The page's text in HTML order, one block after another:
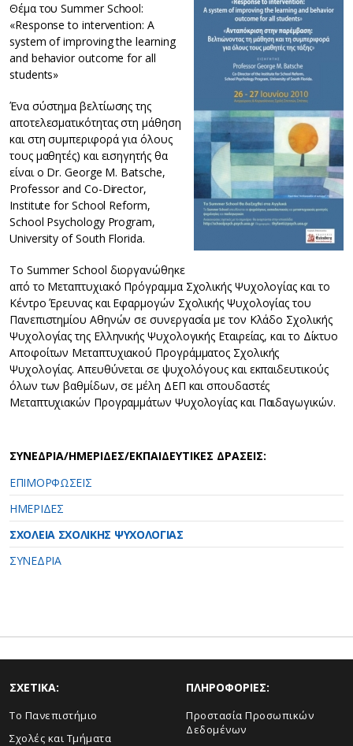
Θέμα του Summer School:
«Response to intervention: A
system of improving the learning
and behavior outcome for all
students»
Ένα σύστημα βελτίωσης της
αποτελεσματικότητας στη μάθηση
και στη συμπεριφορά για όλους
τους μαθητές) και εισηγητής θα
είναι ο Dr. George M. Batsche,
Professor and Co-Director,
Institute for School Reform,
School Psychology Program,
University of South Florida.
Το Summer School διοργανώθηκε
από το Μεταπτυχιακό Πρόγραμμα Σχολικής Ψυχολογίας και το
Κέντρο Έρευνας και Εφαρμογών Σχολικής Ψυχολογίας του
Πανεπιστημίου Αθηνών σε συνεργασία με τον Κλάδο Σχολικής
Ψυχολογίας της Ελληνικής Ψυχολογικής Εταιρείας, και το Δίκτυο
Αποφοίτων Μεταπτυχιακού Προγράμματος Σχολικής
Ψυχολογίας. Aπευθύνεται σε ψυχολόγους και εκπαιδευτικούς
όλων των βαθμίδων, σε μέλη ΔΕΠ και σπουδαστές
Μεταπτυχιακών Προγραμμάτων Ψυχολογίας και Παιδαγωγικών.
ΣΥΝΕΔΡΙΑ/ΗΜΕΡΙΔΕΣ/ΕΚΠΑΙΔΕΥΤΙΚΕΣ ΔΡΑΣΕΙΣ:
ΕΠΙΜΟΡΦΩΣΕΙΣ
ΗΜΕΡΙΔΕΣ
ΣΧΟΛΕΙΑ ΣΧΟΛΙΚΗΣ ΨΥΧΟΛΟΓΙΑΣ
ΣΥΝΕΔΡΙΑ
ΣΧΕΤΙΚΑ:
Το Πανεπιστήμιο
Σχολές και Τμήματα
ΠΛΗΡΟΦΟΡΙΕΣ:
Προστασία Προσωπικών
Δεδομένων